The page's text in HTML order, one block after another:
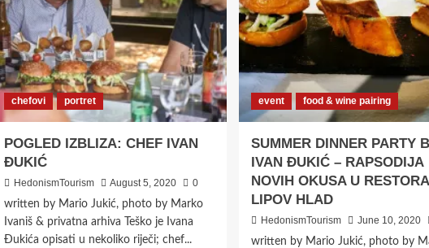
chefovi portret
POGLED IZBLIZA: CHEF IVAN
ĐUKIĆ
HedonismTourism August 5, 2020
0
written by Mario Jukić, photo by Marko
Ivaniš & privatna arhiva Teško je Ivana
Đukića opisati u nekoliko riječi; chef...
event food & wine pairing
SUMMER DINNER PARTY
IVAN ĐUKIĆ – RAPSODIJA
NOVIH OKUSA U
LIPOV HLAD
HedonismTourism June 10, 2020
written by Mario Jukić, photo by